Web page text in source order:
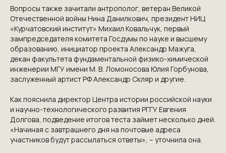
Вопросы также зачитали антрополог, ветеран Великой
Отечественной войны Нина Данилкович, президент НИЦ
«Курчатовский институт» Михаил Ковальчук, первый
зампредседателя комитета Госдумы по науке и высшему
образованию, инициатор проекта Александр Мажуга,
декан факультета фундаментальной физико-химической
инженерии МГУ имени М. В. Ломоносова Юлия Горбунова,
заслуженный артист РФ Александр Скляр и другие.
Как пояснила директор Центра истории российской науки
и научно-технологического развития РГГУ Евгения
Долгова, подведение итогов теста займет несколько дней.
«Начиная с завтрашнего дня на почтовые адреса
участников будут рассылаться ответы», – уточнила она.
КОНТАКТЫ
ПРИГЛАШАЕМ ВАС ПРИНЯТЬ УЧАСТИЕ
В ПРОЕКТЕVICTORYDAY80.RU